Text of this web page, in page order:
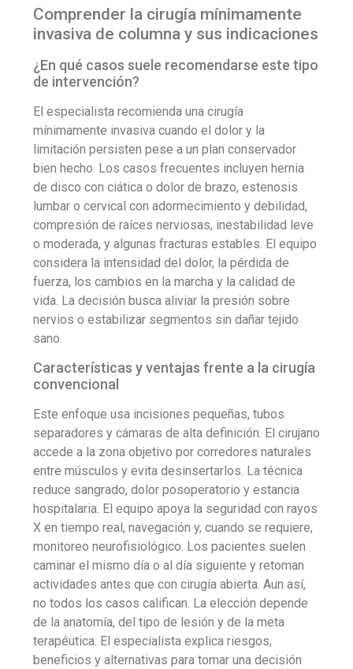
Comprender la cirugía mínimamente
invasiva de columna y sus indicaciones
¿En qué casos suele recomendarse este tipo
de intervención?
El especialista recomienda una cirugía
mínimamente invasiva cuando el dolor y la
limitación persisten pese a un plan conservador
bien hecho. Los casos frecuentes incluyen hernia
de disco con ciática o dolor de brazo, estenosis
lumbar o cervical con adormecimiento y debilidad,
compresión de raíces nerviosas, inestabilidad leve
o moderada, y algunas fracturas estables. El equipo
considera la intensidad del dolor, la pérdida de
fuerza, los cambios en la marcha y la calidad de
vida. La decisión busca aliviar la presión sobre
nervios o estabilizar segmentos sin dañar tejido
sano.
Características y ventajas frente a la cirugía
convencional
Este enfoque usa incisiones pequeñas, tubos
separadores y cámaras de alta definición. El cirujano
accede a la zona objetivo por corredores naturales
entre músculos y evita desinsertarlos. La técnica
reduce sangrado, dolor posoperatorio y estancia
hospitalaria. El equipo apoya la seguridad con rayos
X en tiempo real, navegación y, cuando se requiere,
monitoreo neurofisiológico. Los pacientes suelen
caminar el mismo día o al día siguiente y retoman
actividades antes que con cirugía abierta. Aun así,
no todos los casos califican. La elección depende
de la anatomía, del tipo de lesión y de la meta
terapéutica. El especialista explica riesgos,
beneficios y alternativas para tomar una decisión